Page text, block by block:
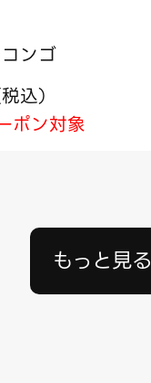
ンゴ
税込）
ポン対象
もっと見る